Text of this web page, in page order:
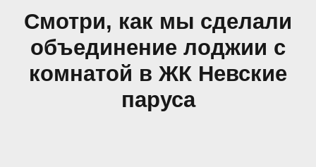
Смотри, как мы сделали
объединение лоджии с
комнатой в ЖК Невские
паруса